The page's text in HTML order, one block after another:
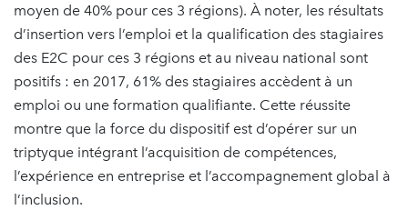
moyen de 40% pour ces 3 régions). À noter, les résultats
d’insertion vers l’emploi et la qualification des stagiaires
des E2C pour ces 3 régions et au niveau national sont
positifs : en 2017, 61% des stagiaires accèdent à un
emploi ou une formation qualifiante. Cette réussite
montre que la force du dispositif est d’opérer sur un
triptyque intégrant l’acquisition de compétences,
l’expérience en entreprise et l’accompagnement global à
l’inclusion.